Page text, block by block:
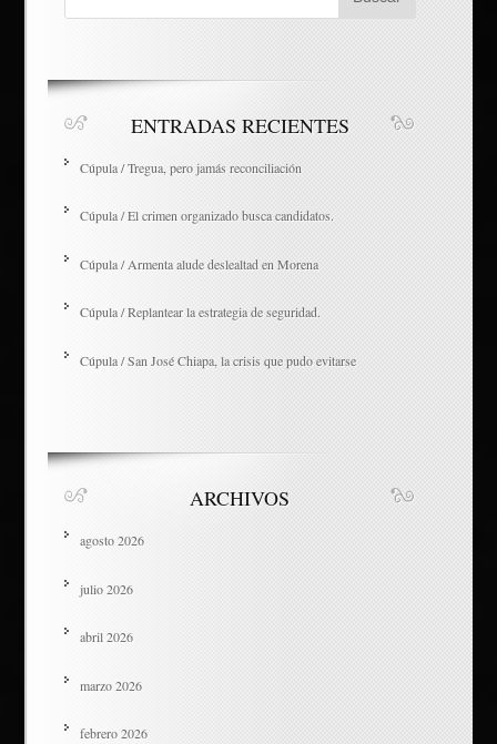
ENTRADAS RECIENTES
Cúpula / Tregua, pero jamás reconciliación
Cúpula / El crimen organizado busca candidatos.
Cúpula / Armenta alude deslealtad en Morena
Cúpula / Replantear la estrategia de seguridad.
Cúpula / San José Chiapa, la crisis que pudo evitarse
ARCHIVOS
agosto 2026
julio 2026
abril 2026
marzo 2026
febrero 2026